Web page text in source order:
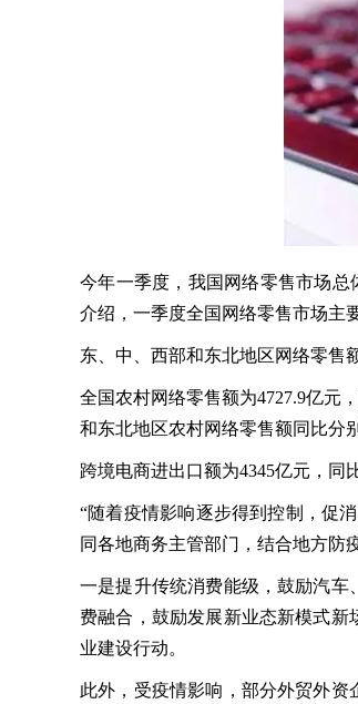
今年一季度，我国网络零售市场总
介绍，一季度全国网络零售市场主
东、中、西部和东北地区网络零售
全国农村网络零售额为4727.9亿元
和东北地区农村网络零售额同比分
跨境电商进出口额为4345亿元，同
“随着疫情影响逐步得到控制，促
同各地商务主管部门，结合地方防
一是提升传统消费能级，鼓励汽车
费融合，鼓励发展新业态新模式
业建设行动。
此外，受疫情影响，部分外贸外